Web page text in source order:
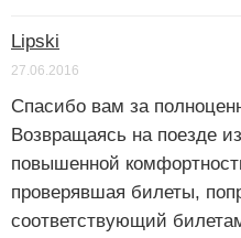
Lipski
27.06.2016
Спасибо вам за
Возвращаясь на поезде
повышенной
проверявшая билеты,
соответствующий